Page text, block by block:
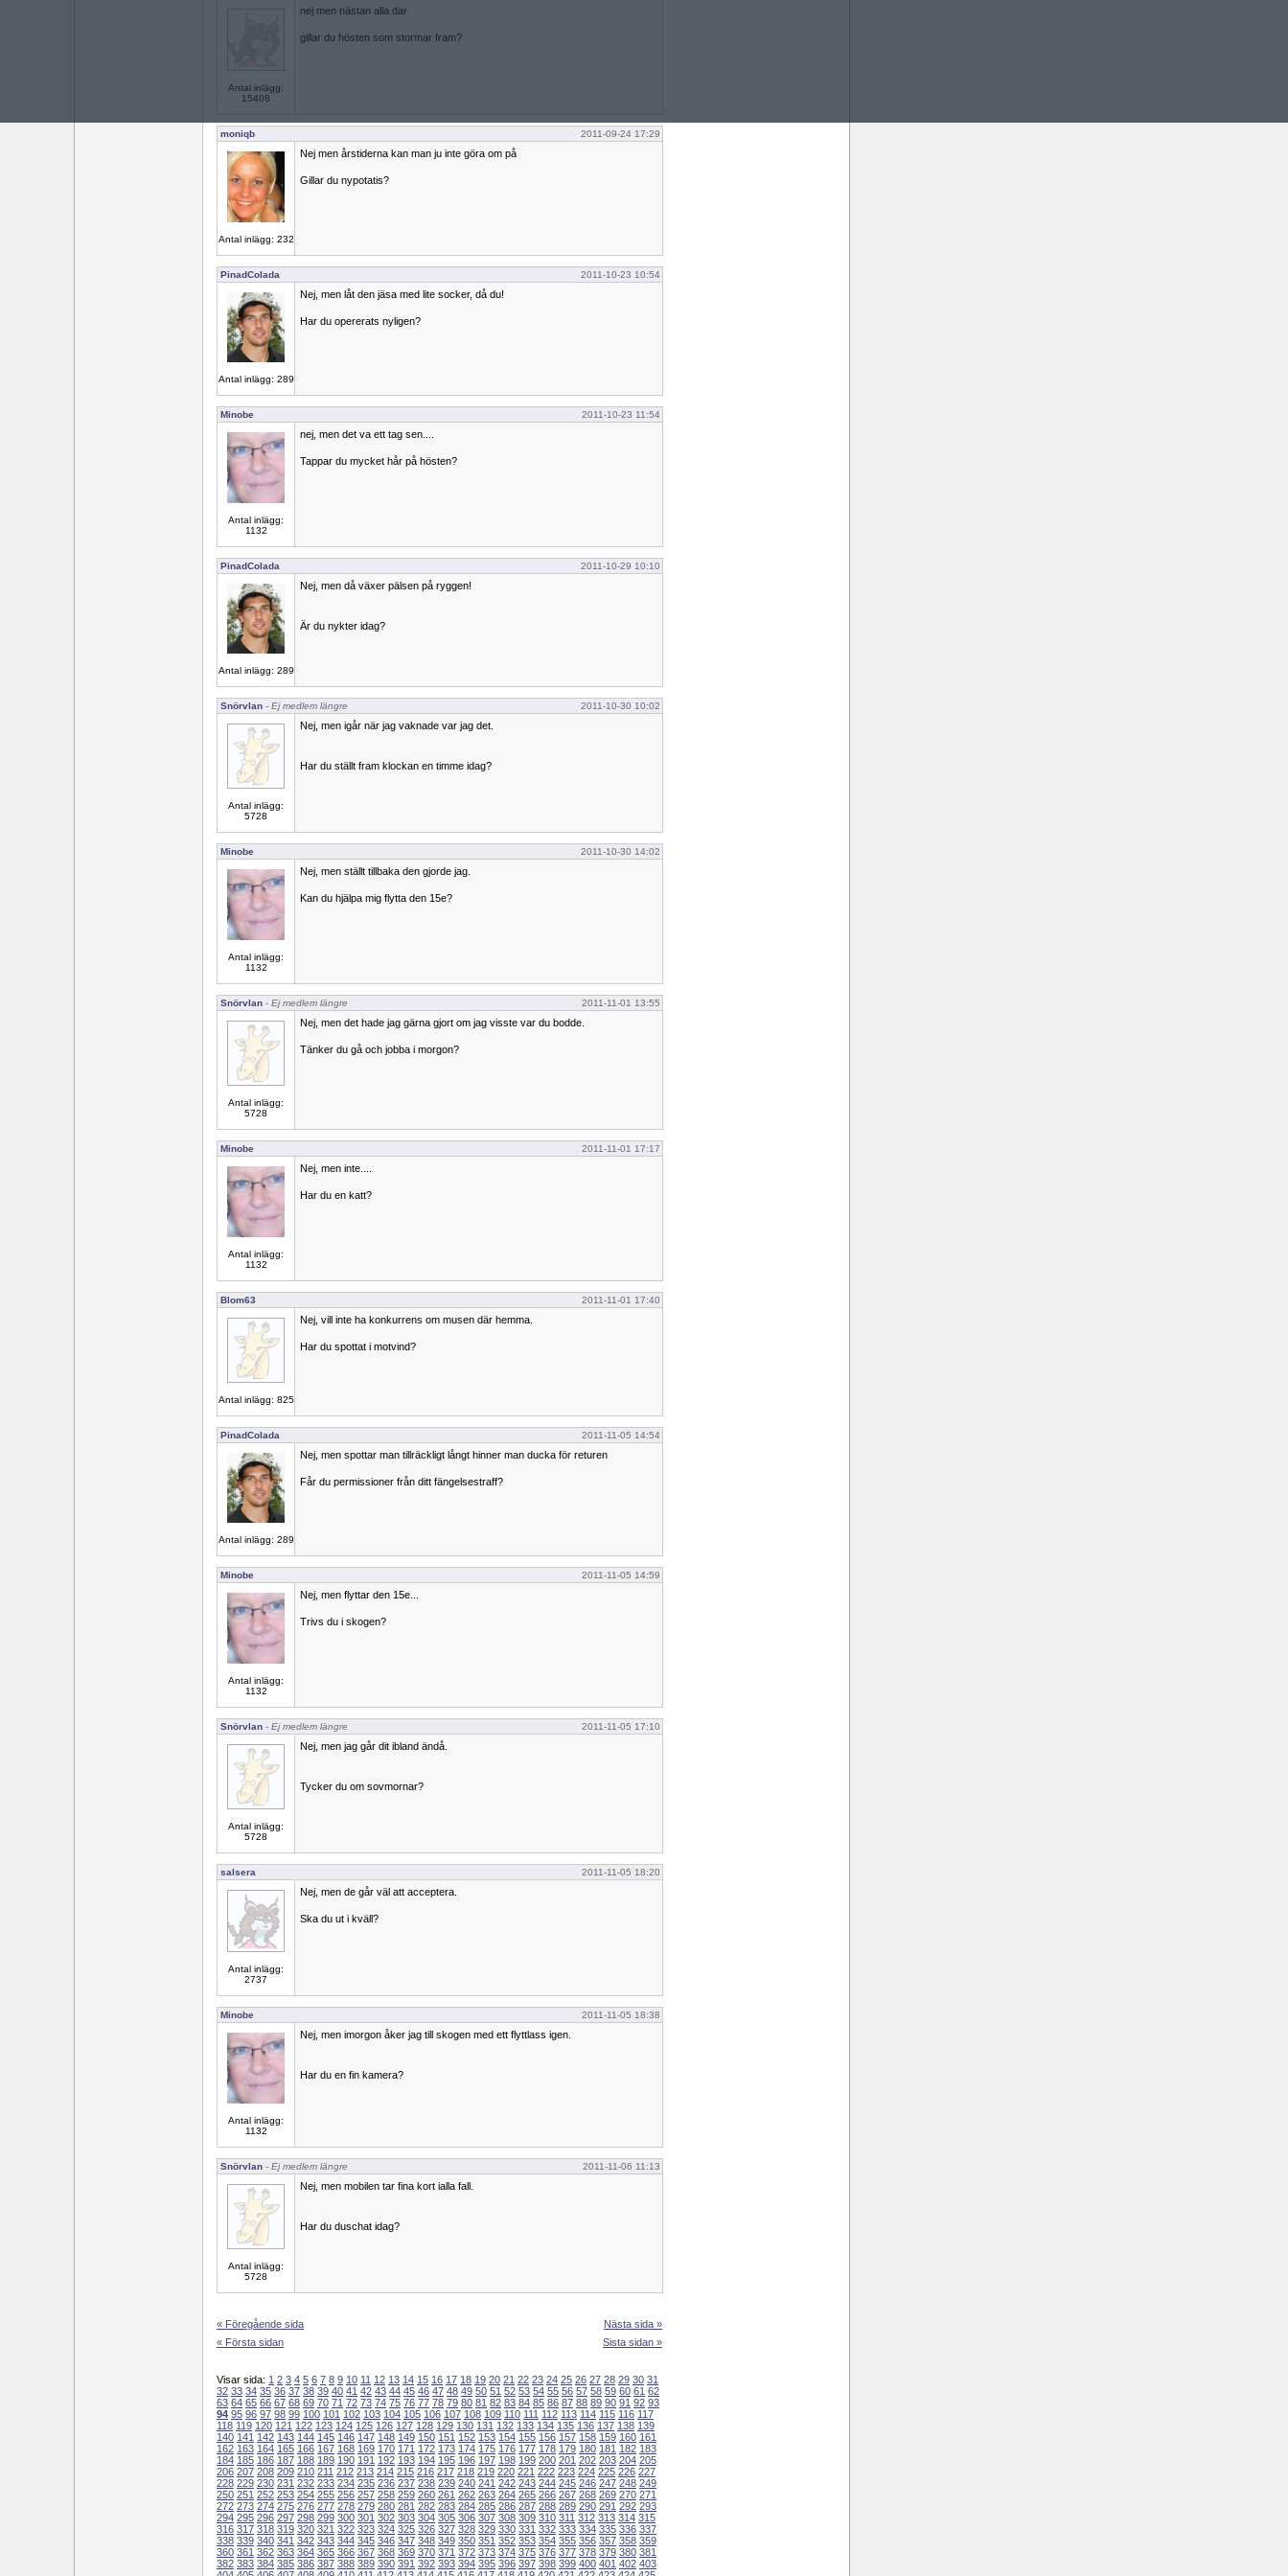
Antal inlägg:
15408
nej men nästan alla dar
gillar du hösten som stormar fram?
moniqb 2011-09-24 17:29
Antal inlägg: 232
Nej men årstiderna kan man ju inte göra om på
Gillar du nypotatis?
PinadColada 2011-10-23 10:54
Antal inlägg: 289
Nej, men låt den jäsa med lite socker, då du!
Har du opererats nyligen?
Minobe 2011-10-23 11:54
Antal inlägg:
1132
nej, men det va ett tag sen....
Tappar du mycket hår på hösten?
PinadColada 2011-10-29 10:10
Antal inlägg: 289
Nej, men då växer pälsen på ryggen!
Är du nykter idag?
Snörvlan - Ej medlem längre 2011-10-30 10:02
Antal inlägg:
5728
Nej, men igår när jag vaknade var jag det.
Har du ställt fram klockan en timme idag?
Minobe 2011-10-30 14:02
Antal inlägg:
1132
Nej, men ställt tillbaka den gjorde jag.
Kan du hjälpa mig flytta den 15e?
Snörvlan - Ej medlem längre 2011-11-01 13:55
Antal inlägg:
5728
Nej, men det hade jag gärna gjort om jag visste var du bodde.
Tänker du gå och jobba i morgon?
Minobe 2011-11-01 17:17
Antal inlägg:
1132
Nej, men inte....
Har du en katt?
Blom63 2011-11-01 17:40
Antal inlägg: 825
Nej, vill inte ha konkurrens om musen där hemma.
Har du spottat i motvind?
PinadColada 2011-11-05 14:54
Antal inlägg: 289
Nej, men spottar man tillräckligt långt hinner man ducka för returen
Får du permissioner från ditt fängelsestraff?
Minobe 2011-11-05 14:59
Antal inlägg:
1132
Nej, men flyttar den 15e...
Trivs du i skogen?
Snörvlan - Ej medlem längre 2011-11-05 17:10
Antal inlägg:
5728
Nej, men jag går dit ibland ändå.
Tycker du om sovmornar?
salsera 2011-11-05 18:20
Antal inlägg:
2737
Nej, men de går väl att acceptera.
Ska du ut i kväll?
Minobe 2011-11-05 18:38
Antal inlägg:
1132
Nej, men imorgon åker jag till skogen med ett flyttlass igen.
Har du en fin kamera?
Snörvlan - Ej medlem längre 2011-11-06 11:13
Antal inlägg:
5728
Nej, men mobilen tar fina kort ialla fall.
Har du duschat idag?
« Föregående sida
« Första sidan
Nästa sida »
Sista sidan »
Visar sida: 1 2 3 4 5 6 7 8 9 10 11 12 13 14 15 16 17 18 19 20 21 22 23 24 25 26 27 28 29 30 31
32 33 34 35 36 37 38 39 40 41 42 43 44 45 46 47 48 49 50 51 52 53 54 55 56 57 58 59 60 61 62
63 64 65 66 67 68 69 70 71 72 73 74 75 76 77 78 79 80 81 82 83 84 85 86 87 88 89 90 91 92 93
94 95 96 97 98 99 100 101 102 103 104 105 106 107 108 109 110 111 112 113 114 115 116 117
118 119 120 121 122 123 124 125 126 127 128 129 130 131 132 133 134 135 136 137 138 139
140 141 142 143 144 145 146 147 148 149 150 151 152 153 154 155 156 157 158 159 160 161
162 163 164 165 166 167 168 169 170 171 172 173 174 175 176 177 178 179 180 181 182 183
184 185 186 187 188 189 190 191 192 193 194 195 196 197 198 199 200 201 202 203 204 205
206 207 208 209 210 211 212 213 214 215 216 217 218 219 220 221 222 223 224 225 226 227
228 229 230 231 232 233 234 235 236 237 238 239 240 241 242 243 244 245 246 247 248 249
250 251 252 253 254 255 256 257 258 259 260 261 262 263 264 265 266 267 268 269 270 271
272 273 274 275 276 277 278 279 280 281 282 283 284 285 286 287 288 289 290 291 292 293
294 295 296 297 298 299 300 301 302 303 304 305 306 307 308 309 310 311 312 313 314 315
316 317 318 319 320 321 322 323 324 325 326 327 328 329 330 331 332 333 334 335 336 337
338 339 340 341 342 343 344 345 346 347 348 349 350 351 352 353 354 355 356 357 358 359
360 361 362 363 364 365 366 367 368 369 370 371 372 373 374 375 376 377 378 379 380 381
382 383 384 385 386 387 388 389 390 391 392 393 394 395 396 397 398 399 400 401 402 403